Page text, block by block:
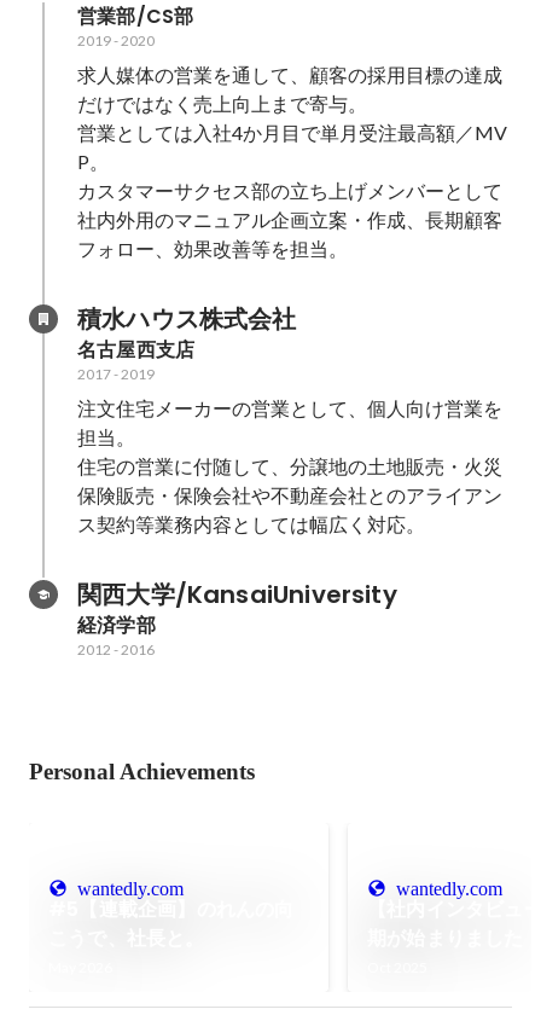
営業部/CS部
2019- 2020
求人媒体の営業を通して、顧客の採用目標の達成
だけではなく売上向上まで寄与。
営業としては入社4か月目で単月受注最高額／MV
P。
カスタマーサクセス部の立ち上げメンバーとして
社内外用のマニュアル企画立案・作成、長期顧客
フォロー、効果改善等を担当。
積水ハウス株式会社
名古屋西支店
2017- 2019
注文住宅メーカーの営業として、個人向け営業を
担当。
住宅の営業に付随して、分譲地の土地販売・火災
保険販売・保険会社や不動産会社とのアライアン
ス契約等業務内容としては幅広く対応。
関西大学/KansaiUniversity
経済学部
2012 - 2016
Personal Achievements
wantedly.com wantedly.com